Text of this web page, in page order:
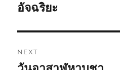
post:
อัจฉริยะ
NEXT
Next